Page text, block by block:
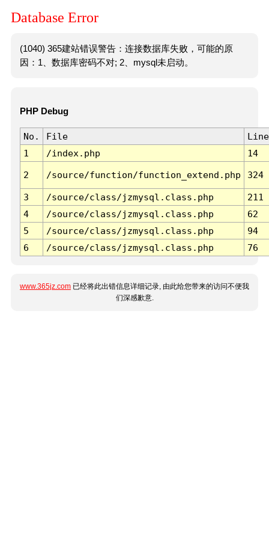
Database Error
(1040) 365建站错误警告：连接数据库失败，可能的原
因：1、数据库密码不对; 2、mysql未启动。
PHP Debug
No. File
Line
1
/index.php 14
2 /source/function/function_extend.php 324
3 /source/class/jzmysql.class.php
211
4
/source/class/jzmysql.class.php
62
5
/source/class/jzmysql.class.php
94
6
/source/class/jzmysql.class.php 76
www.365jz.com 已经将此出错信息详细记录, 由此给您带来的访问不便我
们深感歉意.